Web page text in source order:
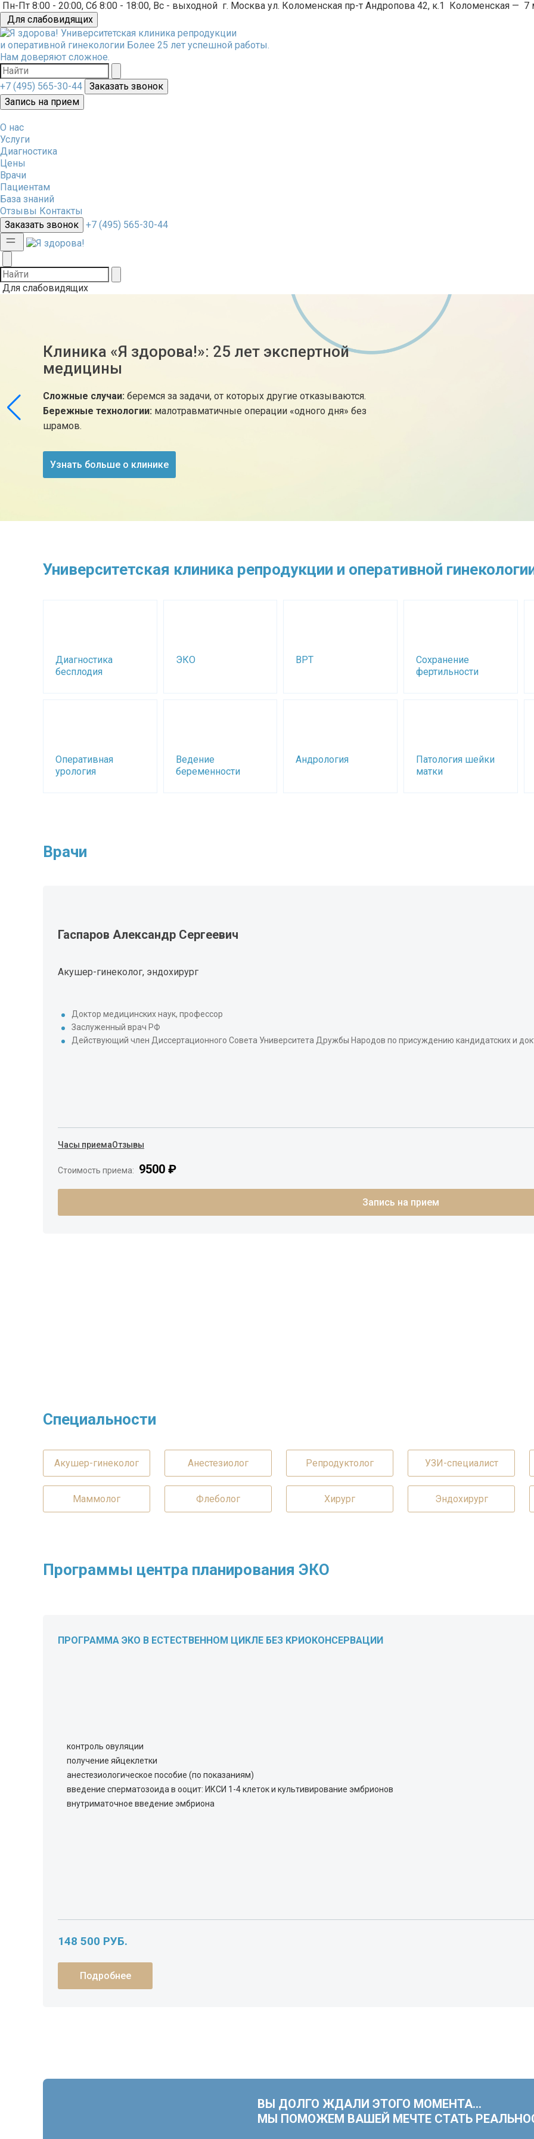
Пн-Пт 8:00 - 20:00, Сб 8:00 - 18:00, Вс - выходной г. Москва ул. Коломенская пр-т Андропова 42, к.1 Коломенская — 7
Для слабовидящих
Университетская клиника репродукции
и оперативной гинекологии Более 25 лет успешной работы.
Нам доверяют сложное.
+7 (495) 565-30-44
Заказать звонок
Запись на прием
О нас
Услуги
Диагностика
Цены
Врачи
Пациентам
База знаний
Отзывы Контакты
Заказать звонок
+7 (495) 565-30-44
Для слабовидящих
Клиника «Я здорова!»: 25 лет экспертной
медицины
Сложные случаи: беремся за задачи, от которых другие отказываются.
Бережные технологии: малотравматичные операции «одного дня» без
шрамов.
Узнать больше о клинике
Университетская клиника репродукции и оперативной
Диагностика
бесплодия
ЭКО ВРТ
Сохранение
фертильности
Оперативная
урология
Ведение
беременности
Андрология
Патология шейки
матки
Врачи
Гаспаров Александр Сергеевич
Акушер-гинеколог, эндохирург
Доктор медицинских наук, профессор
Заслуженный врач РФ
Действующий член Диссертационного Совета Университета Дружбы Народов по присуждению кандидатских и
Часы приемаОтзывы
Стоимость приема: 9500 ₽
Запись на прием
Специальности
Акушер-гинеколог Анестезиолог Репродуктолог УЗИ-специалист
Маммолог Флеболог Хирург Эндохирург
Программы центра планирования ЭКО
ПРОГРАММА ЭКО В ЕСТЕСТВЕННОМ ЦИКЛЕ БЕЗ КРИОКОНСЕРВАЦИИ
контроль овуляции
получение яйцеклетки
анестезиологическое пособие (по показаниям)
введение сперматозоида в ооцит: ИКСИ 1-4 клеток и культивирование эмбрионов
внутриматочное введение эмбриона
148 500 РУБ.
Подробнее
ВЫ ДОЛГО ЖДАЛИ ЭТОГО МОМЕНТА…
МЫ ПОМОЖЕМ ВАШЕЙ МЕЧТЕ СТАТЬ